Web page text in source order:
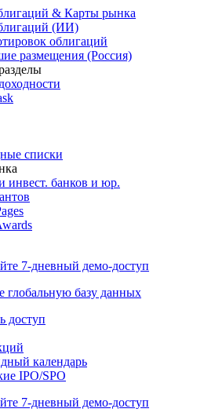
& Карты рынка
(ИИ)
облигаций
размещения (Россия)
списки
инвест. банков и юр.
7-дневный демо-доступ
глобальную базу данных
доступ
календарь
IPO/SPO
7-дневный демо-доступ